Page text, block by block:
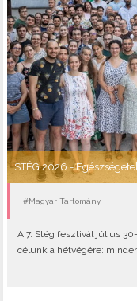
STÉG 2026 -
#Magyar Tartomány
A 7. Stég fesztivál július
célunk a hétvégére: